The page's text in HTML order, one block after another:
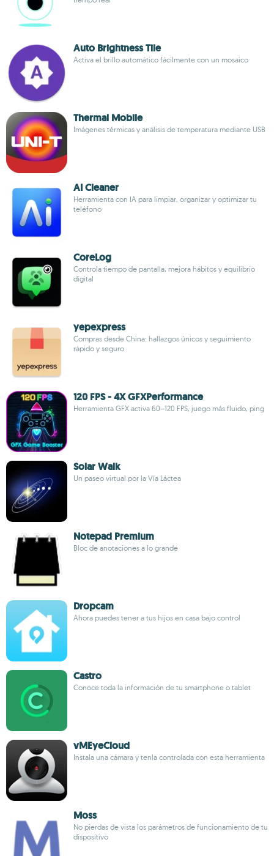
Auto Brightness Tile
Activa el brillo automático fácilmente con un mosaico
Thermal Mobile
Imágenes térmicas y análisis de temperatura mediante USB
AI Cleaner
Herramienta con IA para limpiar, organizar y optimizar tu
teléfono
CoreLog
Controla tiempo de pantalla, mejora hábitos y equilibrio
digital
yepexpress
Compras desde China: hallazgos únicos y seguimiento
rápido y seguro
120 FPS - 4X GFXPerformance
Herramienta GFX activa 60–120 FPS, juego más fluido, ping
Solar Walk
Un paseo virtual por la Vía Láctea
Notepad Premium
Bloc de anotaciones a lo grande
Dropcam
Ahora puedes tener a tus hijos en casa bajo control
Castro
Conoce toda la información de tu smartphone o tablet
vMEyeCloud
Instala una cámara y tenla controlada con esta herramienta
Moss
No pierdas de vista los parámetros de funcionamiento de tu
dispositivo